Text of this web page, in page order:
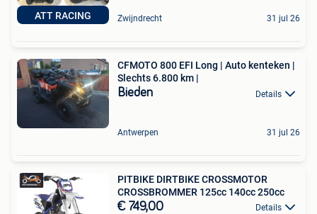
ATT RACING Zwijndrecht 31 jul 26
CFMOTO 800 EFI Long | Auto kenteken |
Slechts 6.800 km |
Bieden Details
Antwerpen 31 jul 26
PITBIKE DIRTBIKE CROSSMOTOR
CROSSBROMMER 125cc 140cc 250cc
€ 749,00 Details